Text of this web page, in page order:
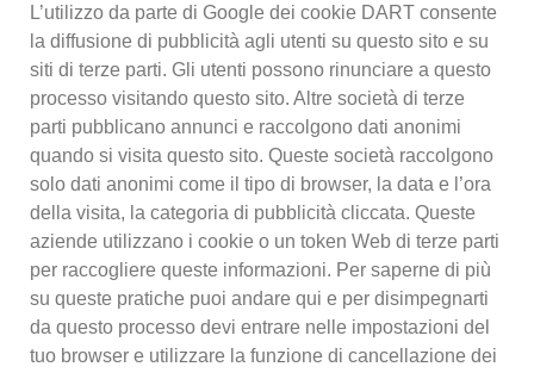
L’utilizzo da parte di Google dei cookie DART consente
la diffusione di pubblicità agli utenti su questo sito e su
siti di terze parti. Gli utenti possono rinunciare a questo
processo visitando questo sito. Altre società di terze
parti pubblicano annunci e raccolgono dati anonimi
quando si visita questo sito. Queste società raccolgono
solo dati anonimi come il tipo di browser, la data e l’ora
della visita, la categoria di pubblicità cliccata. Queste
aziende utilizzano i cookie o un token Web di terze parti
per raccogliere queste informazioni. Per saperne di più
su queste pratiche puoi andare qui e per disimpegnarti
da questo processo devi entrare nelle impostazioni del
tuo browser e utilizzare la funzione di cancellazione dei